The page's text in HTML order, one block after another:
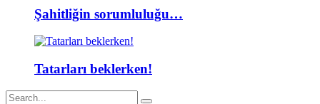
Şahitliğin sorumluluğu…
Tatarları beklerken!